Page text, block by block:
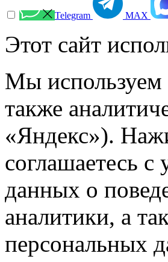
Telegram МАХ
Этот сайт
Мы используем
также
«Яндекс»).
соглашаетесь
данных о
аналитики, а
персональных